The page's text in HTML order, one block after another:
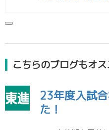
こちらのブログもオ
23年度入試
た！